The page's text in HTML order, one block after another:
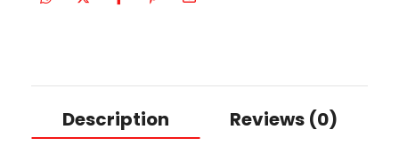
Description
Reviews (0)